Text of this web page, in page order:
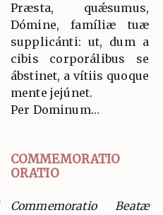
Præsta, quǽsumus,
Dómine, famíliæ tuæ
supplicánti: ut, dum a
cibis corporálibus se
ábstinet, a vítiis quoque
mente jejúnet.
Per Dominum…
COMMEMORATIO
ORATIO
Commemoratio Beatæ